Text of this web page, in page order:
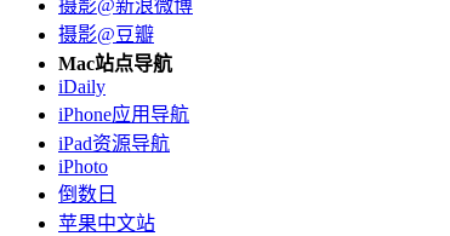
摄影@新浪微博
摄影@豆瓣
Mac站点导航
iDaily
iPhone应用导航
iPad资源导航
iPhoto
倒数日
苹果中文站